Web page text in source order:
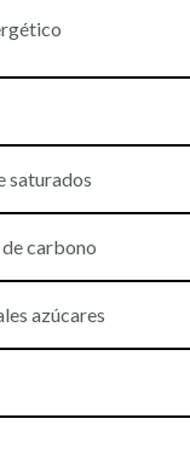
saturados
carbono
azúcares